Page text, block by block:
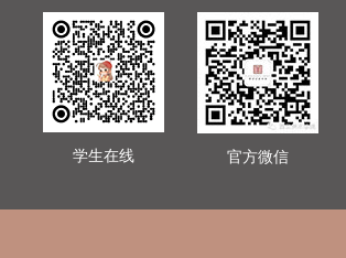
学生在线 官方微信